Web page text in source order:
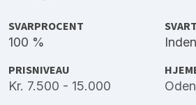
SVARPROCENT
100 %
PRISNIVEAU
Kr. 7.500 - 15.000